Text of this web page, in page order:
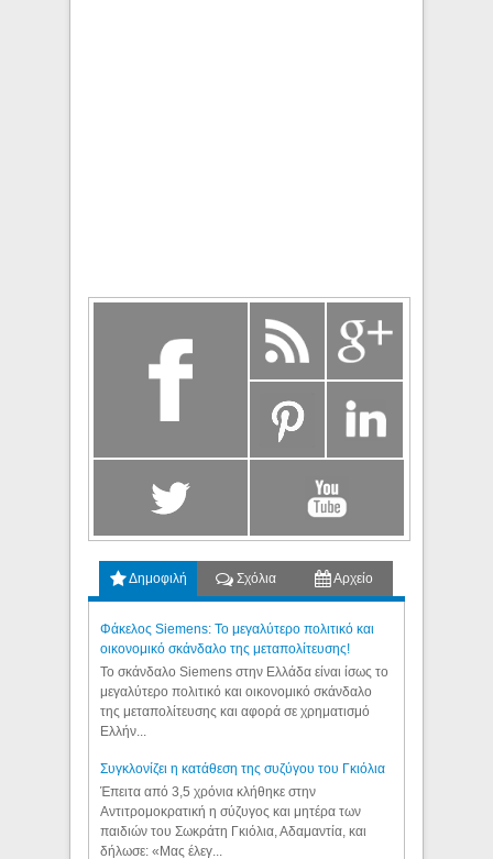
Δημοφιλή Σχόλια Αρχείο
Φάκελος Siemens: Το μεγαλύτερο πολιτικό και
οικονομικό σκάνδαλο της μεταπολίτευσης!
Το σκάνδαλο Siemens στην Ελλάδα είναι ίσως το
μεγαλύτερο πολιτικό και οικονομικό σκάνδαλο
της μεταπολίτευσης και αφορά σε χρηματισμό
Ελλήν...
Συγκλονίζει η κατάθεση της συζύγου του Γκιόλια
Έπειτα από 3,5 χρόνια κλήθηκε στην
Αντιτρομοκρατική η σύζυγος και μητέρα των
παιδιών του Σωκράτη Γκιόλια, Αδαμαντία, και
δήλωσε: «Μας έλεγ...